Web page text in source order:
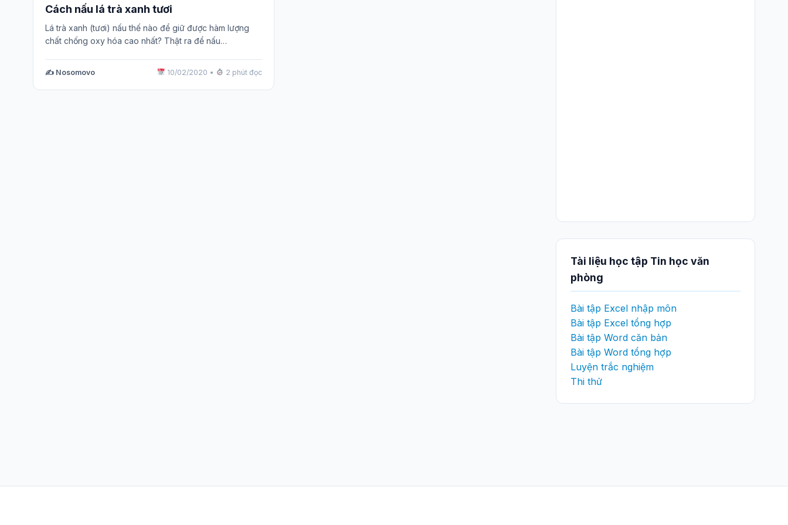
Cách nấu lá trà xanh tươi
Lá trà xanh (tươi) nấu thế nào để giữ được hàm lượng
chất chống oxy hóa cao nhất? Thật ra để nấu…
✍️ Nosomovo 10/02/2020 • 2 phút đọc
Tài liệu học tập Tin học văn
phòng
Bài tập Excel nhập môn
Bài tập Excel tổng hợp
Bài tập Word căn bản
Bài tập Word tổng hợp
Luyện trắc nghiệm
Thi thử